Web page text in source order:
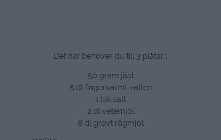
Det här behöver du till 3 plåtar :
50 gram jäst
5 dl fingervarmt vatten
1 tsk salt
2 dl vetemjöl
8 dl grovt rågmjöl